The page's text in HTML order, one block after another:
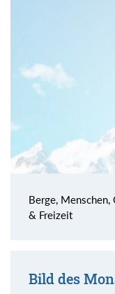
Berge,
& Freizeit
Bild des